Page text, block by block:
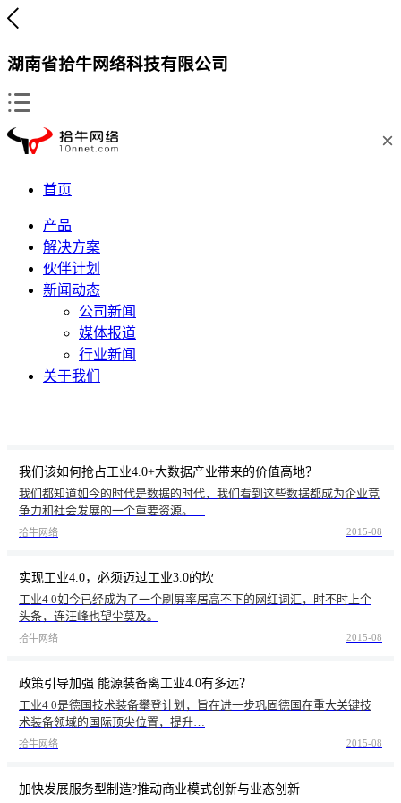
湖南省拾牛网络科技有限公司
首页
产品
解决方案
伙伴计划
新闻动态
公司新闻
媒体报道
行业新闻
关于我们
我们该如何抢占工业4.0+大数据产业带来的价值高地？
我们都知道如今的时代是数据的时代，我们看到这些数据都成为企业竞
争力和社会发展的一个重要资源。…
拾牛网络 2015-08
实现工业4.0，必须迈过工业3.0的坎
工业4 0如今已经成为了一个刷屏率居高不下的网红词汇，时不时上个
头条，连汪峰也望尘莫及。
拾牛网络 2015-08
政策引导加强 能源装备离工业4.0有多远？
工业4 0是德国技术装备攀登计划，旨在进一步巩固德国在重大关键技
术装备领域的国际顶尖位置，提升…
拾牛网络 2015-08
加快发展服务型制造?推动商业模式创新与业态创新